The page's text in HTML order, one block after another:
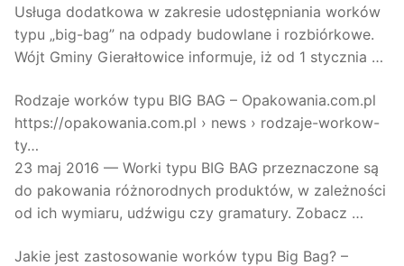
Usługa dodatkowa w zakresie udostępniania worków
typu „big-bag” na odpady budowlane i rozbiórkowe.
Wójt Gminy Gierałtowice informuje, iż od 1 stycznia …
Rodzaje worków typu BIG BAG – Opakowania.com.pl
https://opakowania.com.pl › news › rodzaje-workow-
ty…
23 maj 2016 — Worki typu BIG BAG przeznaczone są
do pakowania różnorodnych produktów, w zależności
od ich wymiaru, udźwigu czy gramatury. Zobacz …
Jakie jest zastosowanie worków typu Big Bag? –